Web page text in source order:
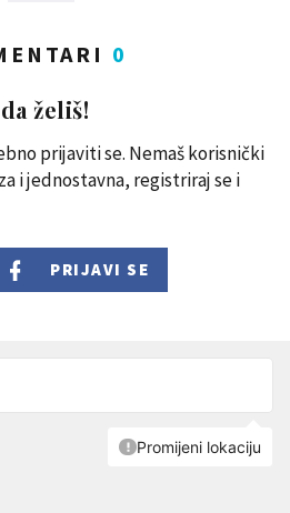
0
želiš!
prijaviti se. Nemaš korisnički
i jednostavna, registriraj se i
PRIJAVI SE